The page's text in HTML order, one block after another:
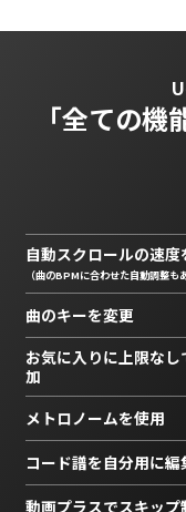
「全ての機
自動スクロールの速度
（曲のBPMに合わせた自動調整も
曲のキーを変更
お気に入りに上限なし
加
メトロノームを使用
コード譜を自分用に編
動画プラスでスキップ